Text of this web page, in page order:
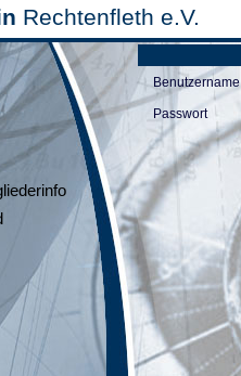
Rechtenfleth e.V.
Benutzername
Passwort